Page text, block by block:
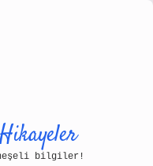
bilgiler!